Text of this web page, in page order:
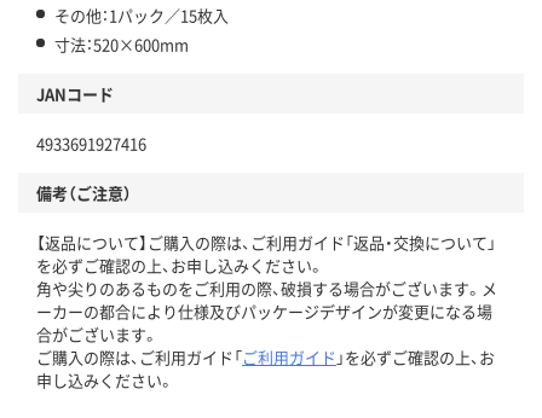
その他：1パック／15枚入
寸法：520×600mm
JANコード
4933691927416
備考（ご注意）
【返品について】ご購入の際は、ご利用ガイド「返品・交換について」
を必ずご確認の上、お申し込みください。
角や尖りのあるものをご利用の際、破損する場合がございます。メ
ーカーの都合により仕様及びパッケージデザインが変更になる場
合がございます。
ご購入の際は、ご利用ガイド「ご利用ガイド 」を必ずご確認の上、お
申し込みください。